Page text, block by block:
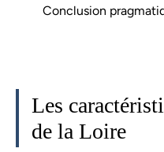
Conclusion
Les
de la Loire